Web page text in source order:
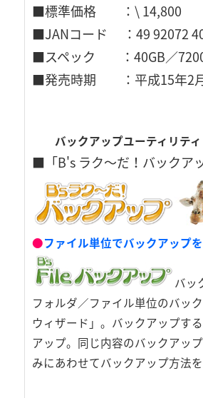
■標準価格 ：\ 14,800
■JANコード ：49 92072
■スペック ：40GB／
■発売時期 ：平成15年2月
バックアップユーティリティ
■「B's ラク～だ！バックア
●ファイル単位でバックアップ
バッ
フォルダ／ファイル単位のバッ
ウィザード」。バックアップす
アップ。同じ内容のバックアッ
みにあわせてバックアップ方法